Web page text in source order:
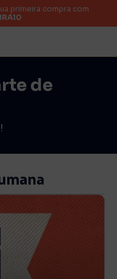
primeira compra com
de